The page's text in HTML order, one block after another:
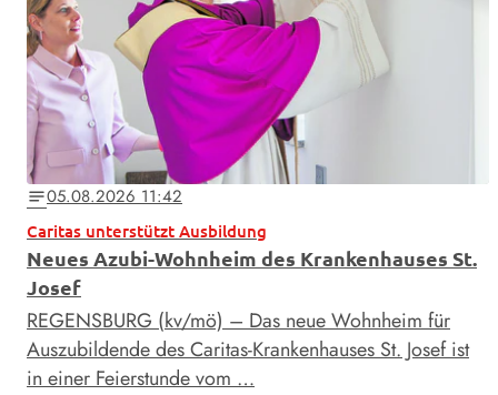
notes05.08.2026 11:42
Caritas unterstützt Ausbildung
Neues Azubi-Wohnheim des Krankenhauses St.
Josef
REGENSBURG (kv/mö) – Das neue Wohnheim für
Auszubildende des Caritas-Krankenhauses St. Josef ist
in einer Feierstunde vom …